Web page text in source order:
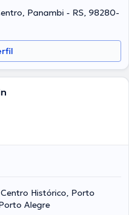
Panambi - RS, 98280-
Histórico, Porto
Alegre